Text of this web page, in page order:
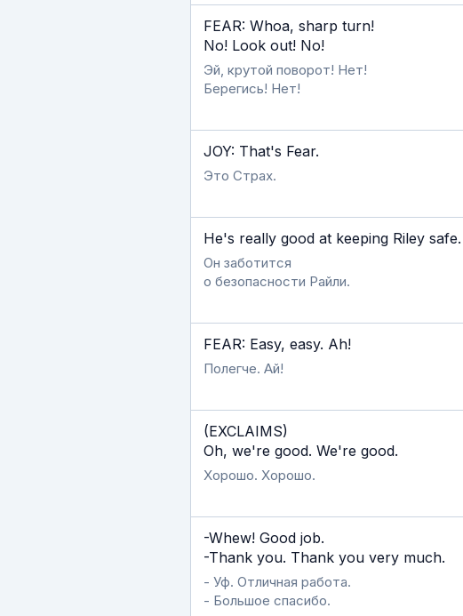
FEAR: Whoa, sharp turn!
No! Look out! No!
Эй, крутой поворот! Нет!
Берегись! Нет!
JOY: That's Fear.
Это Страх.
He's really good at keeping Riley safe.
Он заботится
о безопасности Райли.
FEAR: Easy, easy. Ah!
Полегче. Ай!
(EXCLAIMS)
Oh, we're good. We're good.
Хорошо. Хорошо.
-Whew! Good job.
-Thank you. Thank you very much.
- Уф. Отличная работа.
- Большое спасибо.